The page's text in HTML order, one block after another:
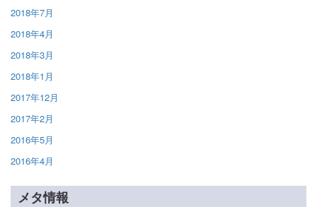
2018年7月
2018年4月
2018年3月
2018年1月
2017年12月
2017年2月
2016年5月
2016年4月
メタ情報